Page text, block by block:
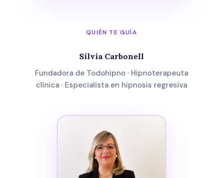
QUIÉN TE GUÍA
Silvia Carbonell
Fundadora de Todohipno · Hipnoterapeuta
clínica · Especialista en hipnosis regresiva